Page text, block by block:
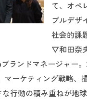
て、オペ
ブルデザ
社会的課
▽和田奈
ランドマネージャー
マーケティング戦略
な行動の積み重ねが地